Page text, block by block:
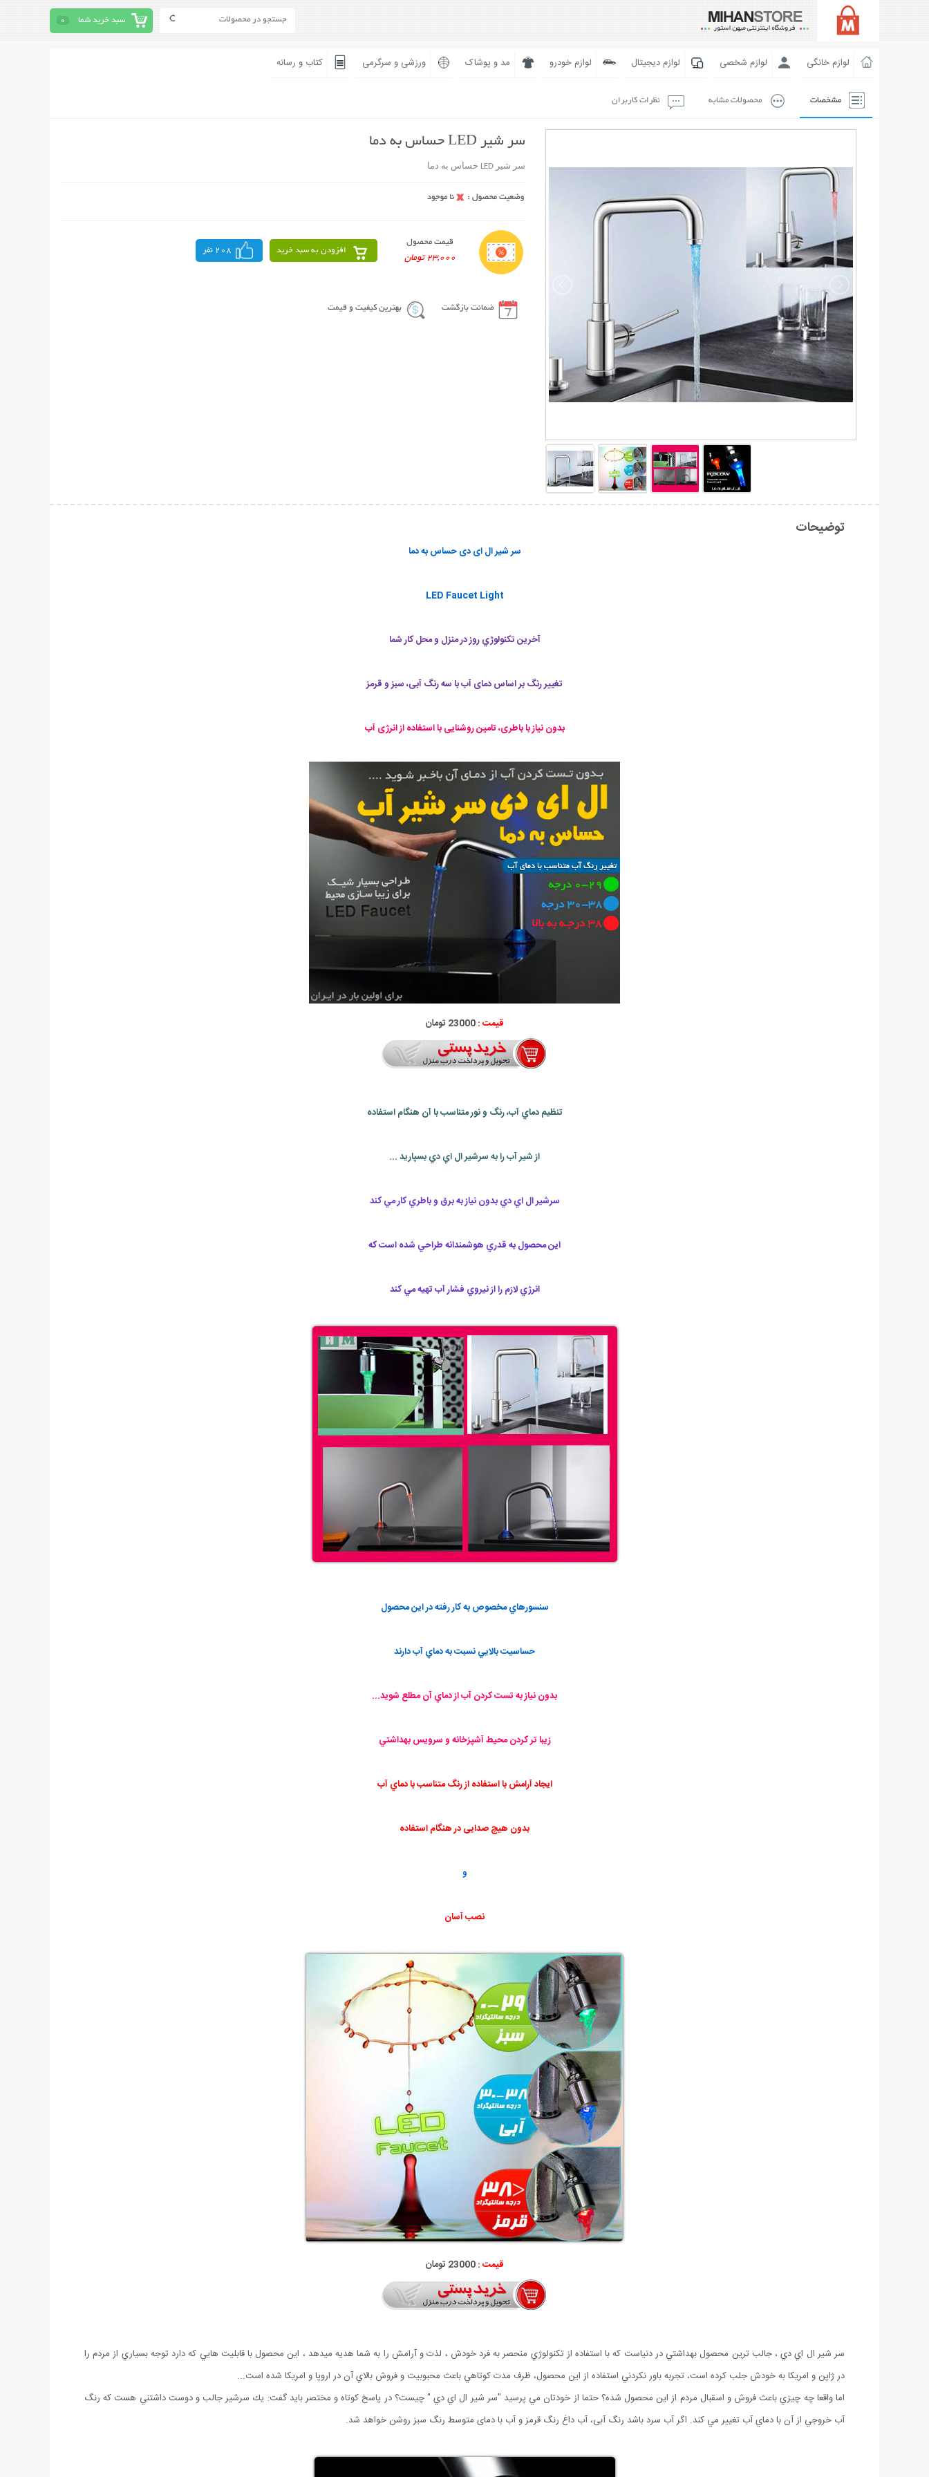
سبد خرید شما 0
لوازم خانگی لوازم شخصی لوازم دیجیتال لوازم خودرو مد و پوشاک ورزشی و سرگرمی کتاب و رسانه
مشخصات محصولات مشابه نظرات کاربران
سر شير LED حساس به دما
سر شير LED حساس به دما
قیمت محصول
23,000 تومان
افزودن به سبد خرید 208 نفر
ضمانت بازگشت بهترین کیفیت و قیمت
توضیحات
سر شير ال ای دی حساس به دما
LED Faucet Light
آخرين تكنولوژي روز در منزل و محل کار شما
تغییر رنگ بر اساس دمای آب با سه رنگ آبی، سبز و قرمز
بدون نیاز با باطری، تامین روشنایی با استفاده از انرژی آب
قیمت :23000 تومان
تنظيم دماي آب، رنگ و نور متناسب با آن هنگام استفاده
از شير آب را به سرشير ال اي دي بسپاريد ...
سرشير ال اي دي بدون نياز به برق و باطري كار مي كند
اين محصول به قدري هوشمندانه طراحي شده است كه
انرژي لازم را از نيروي فشار آب تهيه مي كند
سنسورهاي مخصوص به كار رفته در اين محصول
حساسيت بالايي نسبت به دماي آب دارند
بدون نياز به تست كردن آب از دماي آن مطلع شويد...
زيبا تر كردن محيط آشپزخانه و سرويس بهداشتي
ايجاد آرامش با استفاده از رنگ متناسب با دماي آب
بدون هیچ صدایی در هنگام استفاده
و
نصب آسان
قیمت :23000 تومان
سر شير ال اي دي ، جالب ترين محصول بهداشتي در دنياست كه با استفاده از تكنولوژي منحصر به فرد خودش ، لذت و آرامش را به شما هديه ميدهد ، اين محصول با قابليت هايي كه دارد توجه بسياري از مردم را
در ژاپن و امريكا به خودش جلب كرده است، تجربه باور نكردني استفاده از اين محصول، ظرف مدت كوتاهي باعث محبوبيت و فروش بالاي آن در اروپا و امريكا شده است...
اما واقعا چه چيزي باعث فروش و اسقبال مردم از اين محصول شده؟ حتما از خودتان مي پرسيد "سر شير ال اي دي " چيست؟ در پاسخ کوتاه و مختصر باید گفت: يك سرشير جالب و دوست داشتني هست كه رنگ
آب خروجي از آن با دماي آب تغيير مي كند. اگر آب سرد باشد رنگ آبی، آب داغ رنگ قرمز و آب با دمای متوسط رنگ سبز روشن خواهد شد.